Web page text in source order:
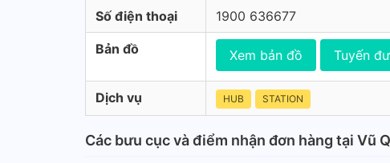
Số điện thoại 1900 636677
Bản đồ Xem bản đồ Tuyến
Dịch vụ HUB STATION
Các bưu cục và điểm nhận đơn hàng tại Vũ